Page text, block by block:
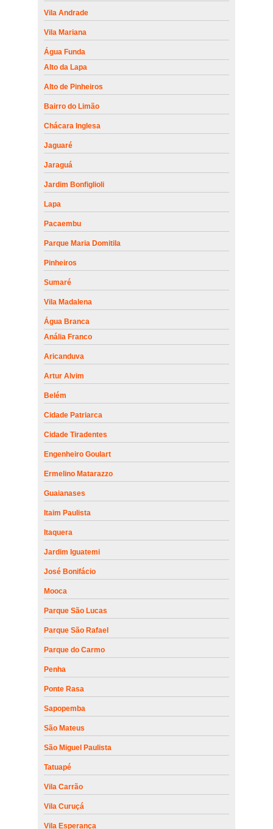
Vila Andrade
Vila Mariana
Água Funda
Alto da Lapa
Alto de Pinheiros
Bairro do Limão
Chácara Inglesa
Jaguaré
Jaraguá
Jardim Bonfiglioli
Lapa
Pacaembu
Parque Maria Domitila
Pinheiros
Sumaré
Vila Madalena
Água Branca
Anália Franco
Aricanduva
Artur Alvim
Belém
Cidade Patriarca
Cidade Tiradentes
Engenheiro Goulart
Ermelino Matarazzo
Guaianases
Itaim Paulista
Itaquera
Jardim Iguatemi
José Bonifácio
Mooca
Parque São Lucas
Parque São Rafael
Parque do Carmo
Penha
Ponte Rasa
Sapopemba
São Mateus
São Miguel Paulista
Tatuapé
Vila Carrão
Vila Curuçá
Vila Esperança